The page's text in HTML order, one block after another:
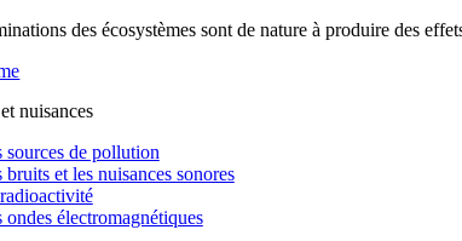
des écosystèmes sont de nature à produire des
nuisances
sources de pollution
bruits et les nuisances sonores
ondes électromagnétiques